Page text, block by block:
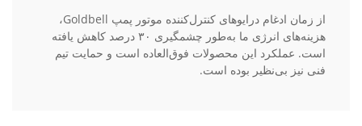
از زمان ادغام درایوهای کنترل‌کننده موتور پمپ Goldbell،
هزینه‌های انرژی ما به‌طور چشمگیری ۳۰ درصد کاهش یافته
است. عملکرد این محصولات فوق‌العاده است و حمایت تیم
فنی نیز بی‌نظیر بوده است.